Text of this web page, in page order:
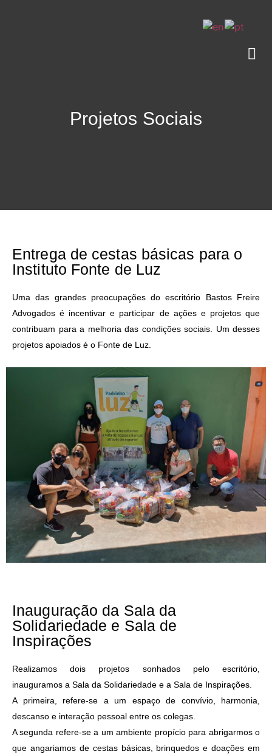
Projetos Sociais
Entrega de cestas básicas para o
Instituto Fonte de Luz
Uma das grandes preocupações do escritório Bastos Freire
Advogados é incentivar e participar de ações e projetos que
contribuam para a melhoria das condições sociais. Um desses
projetos apoiados é o Fonte de Luz.
Inauguração da Sala da
Solidariedade e Sala de
Inspirações
Realizamos dois projetos sonhados pelo escritório,
inauguramos a Sala da Solidariedade e a Sala de Inspirações.
A primeira, refere-se a um espaço de convívio, harmonia,
descanso e interação pessoal entre os colegas.
A segunda refere-se a um ambiente propício para abrigarmos o
que angariamos de cestas básicas, brinquedos e doações em